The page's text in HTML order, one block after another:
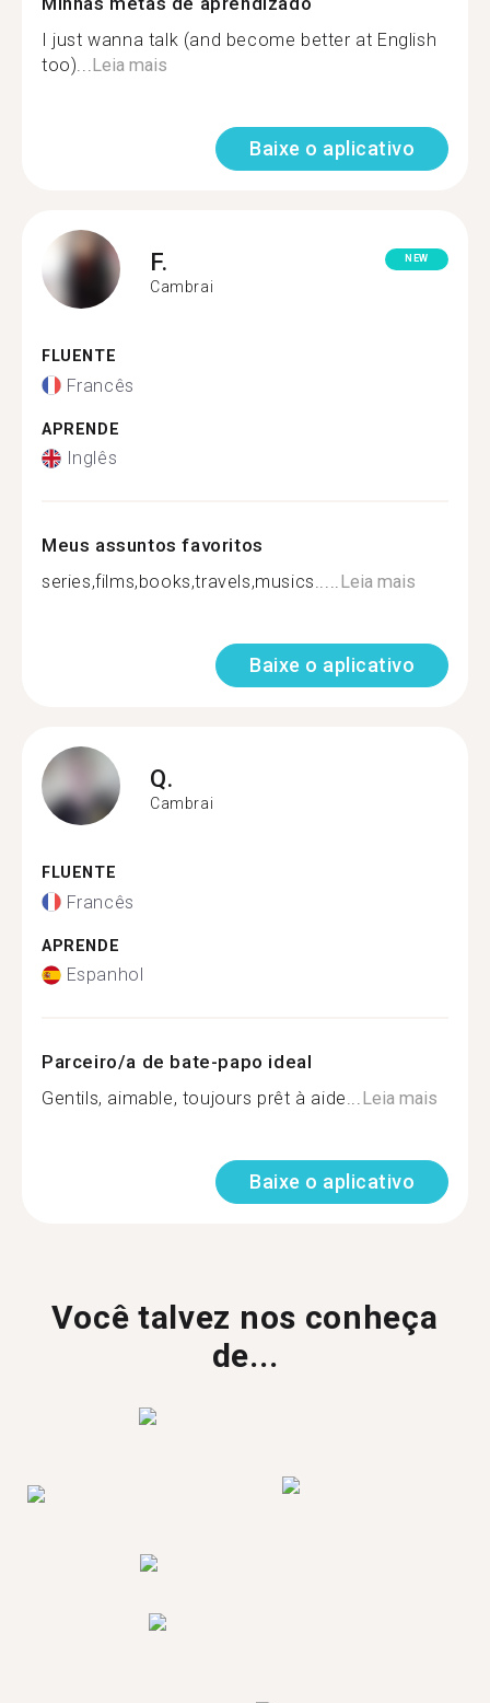
I just wanna talk (and become better at English
too)...Leia mais
Baixe o aplicativo
F.
Cambrai
NEW
FLUENTE
Francês
APRENDE
Inglês
Meus assuntos favoritos
series,films,books,travels,musics.....Leia mais
Baixe o aplicativo
Q.
Cambrai
FLUENTE
Francês
APRENDE
Espanhol
Parceiro/a de bate-papo ideal
Gentils, aimable, toujours prêt à aide...Leia mais
Baixe o aplicativo
Você talvez nos conheça
de...